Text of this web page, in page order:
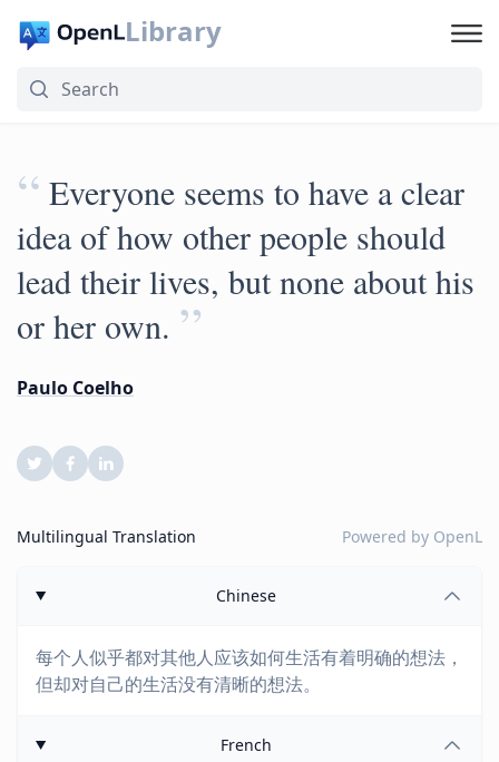
Library
“ Everyone seems to have a clear
idea of how other people should
lead their lives, but none about his
or her own. ”
Paulo Coelho
Multilingual Translation Powered by OpenL
Chinese
每个人似乎都对其他人应该如何生活有着明确的想法，
但却对自己的生活没有清晰的想法。
French